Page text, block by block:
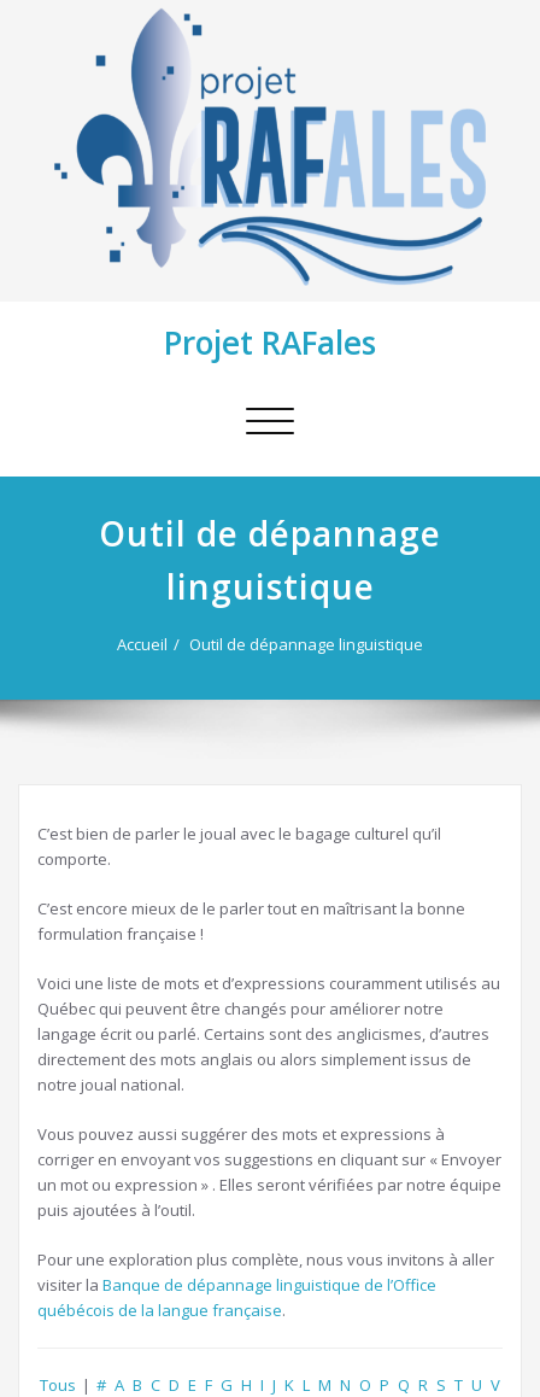
Projet RAFales
Afficher/masquer
navigation
Outil de dépannage
linguistique
Accueil Outil de dépannage linguistique
C’est bien de parler le joual avec le bagage culturel qu’il
comporte.
C’est encore mieux de le parler tout en maîtrisant la bonne
formulation française !
Voici une liste de mots et d’expressions couramment utilisés au
Québec qui peuvent être changés pour améliorer notre
langage écrit ou parlé. Certains sont des anglicismes, d’autres
directement des mots anglais ou alors simplement issus de
notre joual national.
Vous pouvez aussi suggérer des mots et expressions à
corriger en envoyant vos suggestions en cliquant sur « Envoyer
un mot ou expression » . Elles seront vérifiées par notre équipe
puis ajoutées à l’outil.
Pour une exploration plus complète, nous vous invitons à aller
visiter la Banque de dépannage linguistique de l’Office
québécois de la langue française.
Tous | # A B C D E F G H I J K L M N O P Q R S T U V